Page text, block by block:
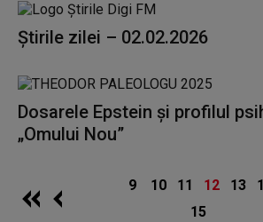
Știrile zilei – 02.02.2026
Dosarele Epstein și profilul
„Omului Nou”
9 10 11 12 13
15